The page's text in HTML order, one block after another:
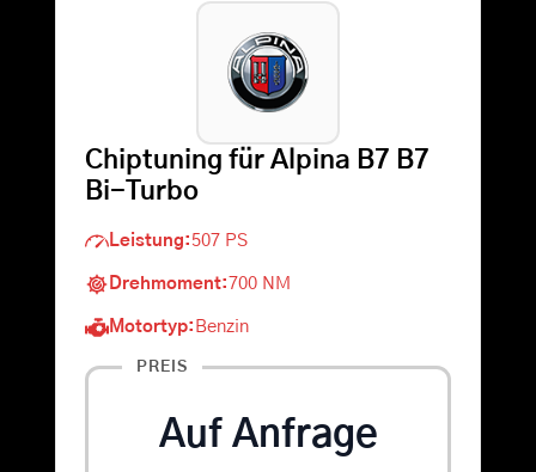
Warenkorb
Chiptuning für Alpina B7 B7
Bi-Turbo
Leistung: 507 PS
Drehmoment:700 NM
Motortyp: Benzin
PREIS
Auf Anfrage